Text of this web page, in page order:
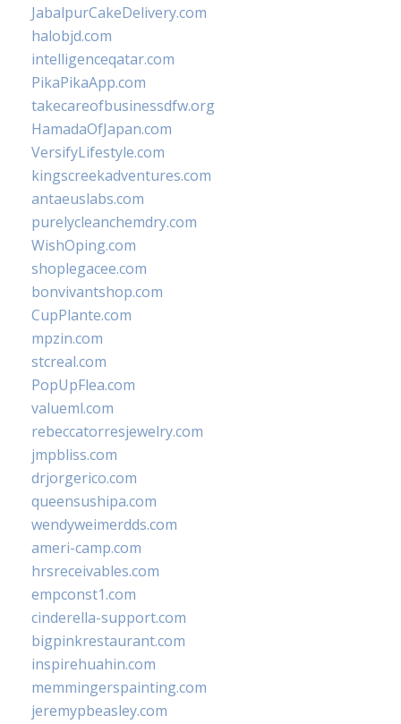
JabalpurCakeDelivery.com
halobjd.com
intelligenceqatar.com
PikaPikaApp.com
takecareofbusinessdfw.org
HamadaOfJapan.com
VersifyLifestyle.com
kingscreekadventures.com
antaeuslabs.com
purelycleanchemdry.com
WishOping.com
shoplegacee.com
bonvivantshop.com
CupPlante.com
mpzin.com
stcreal.com
PopUpFlea.com
valueml.com
rebeccatorresjewelry.com
jmpbliss.com
drjorgerico.com
queensushipa.com
wendyweimerdds.com
ameri-camp.com
hrsreceivables.com
empconst1.com
cinderella-support.com
bigpinkrestaurant.com
inspirehuahin.com
memmingerspainting.com
jeremypbeasley.com